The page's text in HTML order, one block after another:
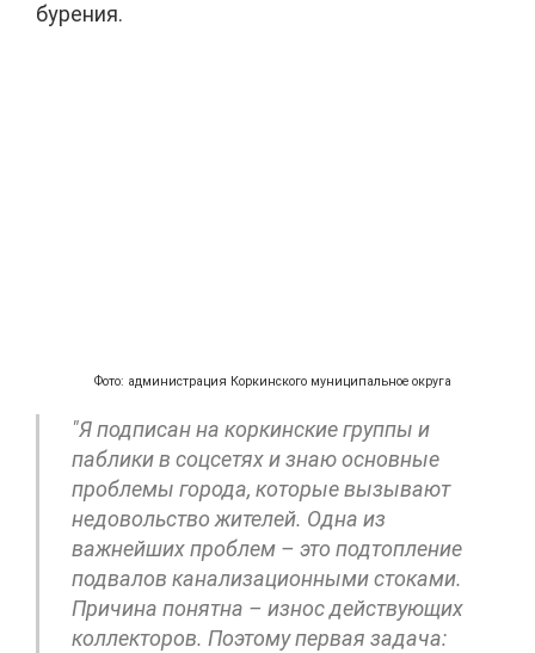
бурения.
Фото: администрация Коркинского муниципальное округа
"Я подписан на коркинские группы и
паблики в соцсетях и знаю основные
проблемы города, которые вызывают
недовольство жителей. Одна из
важнейших проблем – это подтопление
подвалов канализационными стоками.
Причина понятна – износ действующих
коллекторов. Поэтому первая задача: